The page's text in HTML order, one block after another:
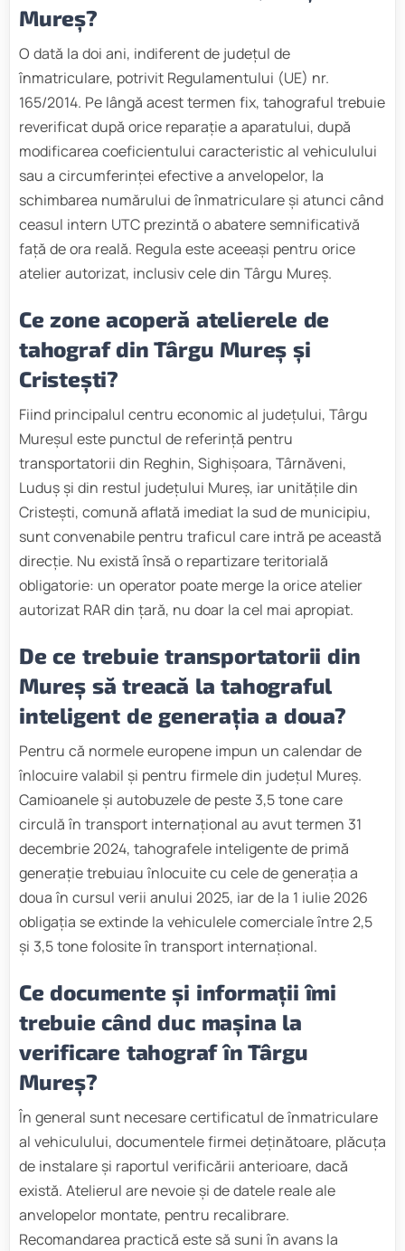
Mureș?
O dată la doi ani, indiferent de județul de
înmatriculare, potrivit Regulamentului (UE) nr.
165/2014. Pe lângă acest termen fix, tahograful trebuie
reverificat după orice reparație a aparatului, după
modificarea coeficientului caracteristic al vehiculului
sau a circumferinței efective a anvelopelor, la
schimbarea numărului de înmatriculare și atunci când
ceasul intern UTC prezintă o abatere semnificativă
față de ora reală. Regula este aceeași pentru orice
atelier autorizat, inclusiv cele din Târgu Mureș.
Ce zone acoperă atelierele de
tahograf din Târgu Mureș și
Cristești?
Fiind principalul centru economic al județului, Târgu
Mureșul este punctul de referință pentru
transportatorii din Reghin, Sighișoara, Târnăveni,
Luduș și din restul județului Mureș, iar unitățile din
Cristești, comună aflată imediat la sud de municipiu,
sunt convenabile pentru traficul care intră pe această
direcție. Nu există însă o repartizare teritorială
obligatorie: un operator poate merge la orice atelier
autorizat RAR din țară, nu doar la cel mai apropiat.
De ce trebuie transportatorii din
Mureș să treacă la tahograful
inteligent de generația a doua?
Pentru că normele europene impun un calendar de
înlocuire valabil și pentru firmele din județul Mureș.
Camioanele și autobuzele de peste 3,5 tone care
circulă în transport internațional au avut termen 31
decembrie 2024, tahografele inteligente de primă
generație trebuiau înlocuite cu cele de generația a
doua în cursul verii anului 2025, iar de la 1 iulie 2026
obligația se extinde la vehiculele comerciale între 2,5
și 3,5 tone folosite în transport internațional.
Ce documente și informații îmi
trebuie când duc mașina la
verificare tahograf în Târgu
Mureș?
În general sunt necesare certificatul de înmatriculare
al vehiculului, documentele firmei deținătoare, plăcuța
de instalare și raportul verificării anterioare, dacă
există. Atelierul are nevoie și de datele reale ale
anvelopelor montate, pentru recalibrare.
Recomandarea practică este să suni în avans la